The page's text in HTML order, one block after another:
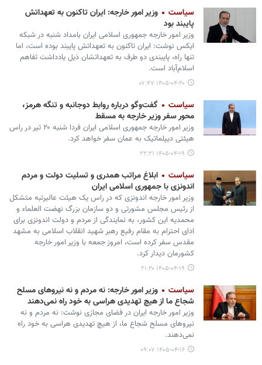
سیاست
وزیر امور خارجه: ایران تاکنون به تعهداتش
پایبند بود
وزیر امور خارجه جمهوری اسلامی ایران بامداد شنبه در شبکه
ایکس نوشت: ایران تاکنون به تعهداتش پایبند بوده است، اما
تنها راه، پایبندی دو طرف به تعهداتشان ذیل یادداشت تفاهم
اسلام‌آباد است.
۱۴۰۵-۰۴-۲۰ ۰۷:۴۷
سیاست
گفت‌وگو درباره روابط دوجانبه و تنگه هرمز،
محور سفر وزیر خارجه به مسقط
وزیر امور خارجه جمهوری اسلامی ایران فردا شنبه ۲۰ تیر در راس
هیئتی دیپلماتیک به عمان سفر خواهد کرد.
۱۴۰۵-۰۴-۱۹ ۲۲:۲۱
سیاست
ابلاغ مراتب همدری و تسلیت دولت و مردم
اندونزی با جمهوری اسلامی ایران
وزیر امور خارجه اندونزی که در راس یک هیئت عالیرتبه متشکل
از رئیس مجلس مشورتی و دو سازمان‌ بزرگ نهضت العلماء و
محمدیه این کشور، به نمایندگی از مردم و دولت اندونزی برای
ادای احترام به مقام رفیع رهبر شهید انقلاب اسلامی به مشهد
مقدس سفر کرده است، امروز جمعه با وزیر امور خارجه
کشورمان دیدار کرد.
۱۴۰۵-۰۴-۱۹ ۲۱:۲۰
سیاست
وزیر امور خارجه: نه مردم و نه نیروهای مسلح
شجاع ما از هیچ تهدیدی هراسی به خود راه نمی‌دهند
وزیر امور خارجه ایران در فضای مجازی نوشت: نه مردم و نه
نیروهای مسلح شجاع ما، از هیچ تهدیدی هراسی به خود راه
نمی‌دهند.
۱۴۰۵-۰۴-۱۶ ۰۹:۰۷